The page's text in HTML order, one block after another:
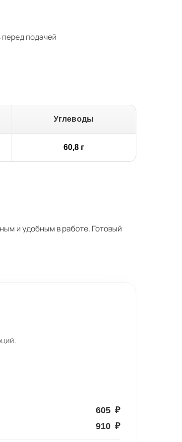
подачей
Углеводы
60,8 г
и удобным в работе. Готовый
605 ₽
910 ₽